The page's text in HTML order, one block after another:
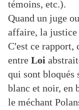
témoins, etc.).
Quand un juge
affaire, la
C'est ce rapport,
entre Loi
qui sont bloqués
blanc et noir, en
le méchant